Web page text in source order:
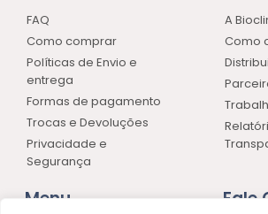
FAQ
Como comprar
Políticas de Envio e
entrega
Formas de pagamento
Trocas e Devoluções
Privacidade e
Segurança
A
Como
Menu Fale